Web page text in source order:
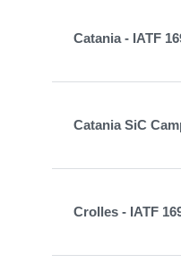
Catania - IATF
Catania SiC
Crolles - IATF